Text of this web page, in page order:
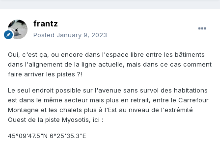
frantz
Posted January 9, 2023
Oui, c'est ça, ou encore dans l'espace libre entre les bâtiments
dans l'alignement de la ligne actuelle, mais dans ce cas comment
faire arriver les pistes ?!
Le seul endroit possible sur l'avenue sans survol des habitations
est dans le même secteur mais plus en retrait, entre le Carrefour
Montagne et les chalets plus à l'Est au niveau de l'extrémité
Ouest de la piste Myosotis, ici :
45°09'47.5"N 6°25'35.3"E